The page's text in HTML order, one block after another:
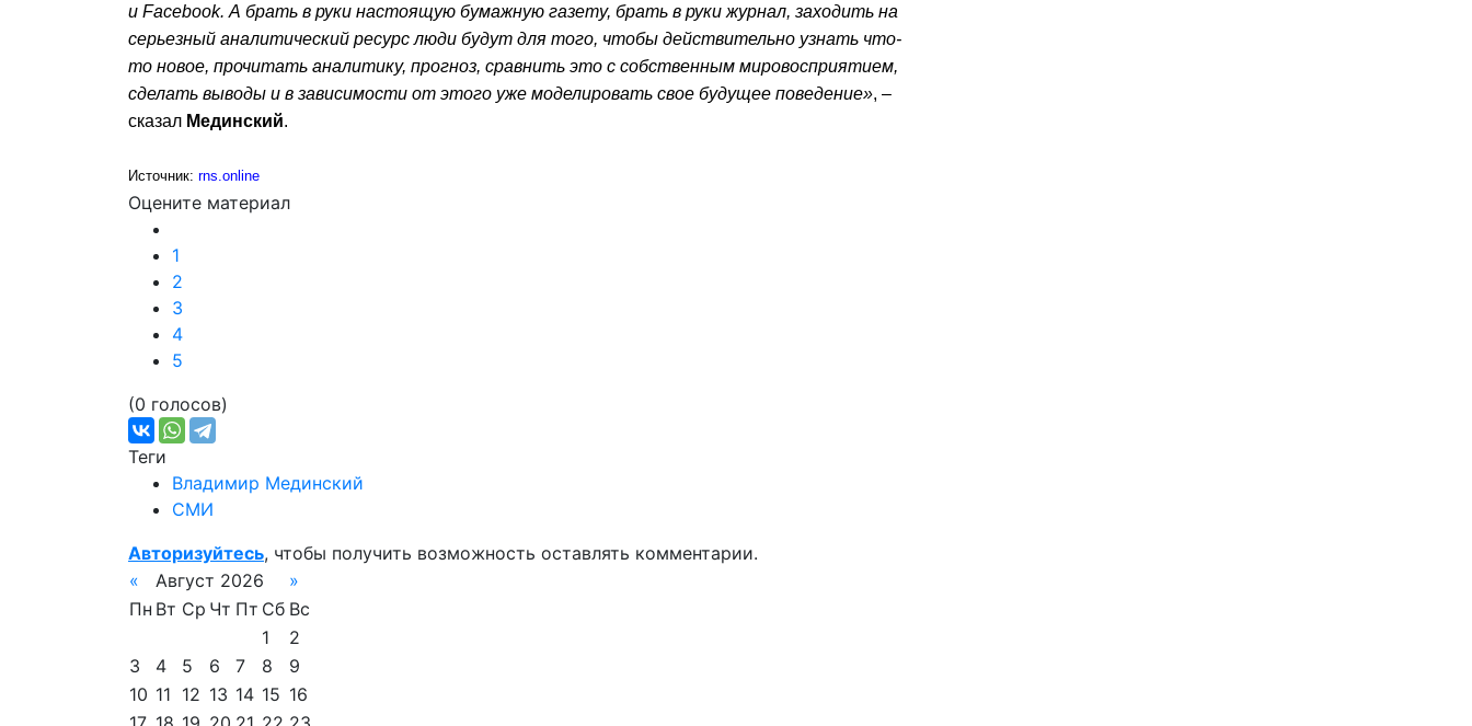
и Facebook. А брать в руки настоящую бумажную газету, брать в руки журнал, заходить на
серьезный аналитический ресурс люди будут для того, чтобы действительно узнать что-
то новое, прочитать аналитику, прогноз, сравнить это с собственным мировосприятием,
сделать выводы и в зависимости от этого уже моделировать свое будущее поведение», –
сказал Мединский.
Источник: rns.online
Оцените материал
1
2
3
4
5
(0 голосов)
Теги
Владимир Мединский
СМИ
Авторизуйтесь, чтобы получить возможность оставлять комментарии.
«
Август 2026
»
Пн Вт Ср Чт Пт Сб Вс
1
2
3
4 5 6 7 8
9
10 11 12 13 14 15 16